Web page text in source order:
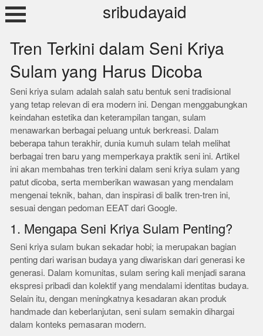
Skip
to
sribudayaid
Tren Terkini dalam Seni Kriya
Sulam yang Harus Dicoba
Seni kriya sulam adalah salah satu bentuk seni tradisional
yang tetap relevan di era modern ini. Dengan menggabungkan
keindahan estetika dan keterampilan tangan, sulam
menawarkan berbagai peluang untuk berkreasi. Dalam
beberapa tahun terakhir, dunia kumuh sulam telah melihat
berbagai tren baru yang memperkaya praktik seni ini. Artikel
ini akan membahas tren terkini dalam seni kriya sulam yang
patut dicoba, serta memberikan wawasan yang mendalam
mengenai teknik, bahan, dan inspirasi di balik tren-tren ini,
sesuai dengan pedoman EEAT dari Google.
1. Mengapa Seni Kriya Sulam Penting?
Seni kriya sulam bukan sekadar hobi; ia merupakan bagian
penting dari warisan budaya yang diwariskan dari generasi ke
generasi. Dalam komunitas, sulam sering kali menjadi sarana
ekspresi pribadi dan kolektif yang mendalami identitas budaya.
Selain itu, dengan meningkatnya kesadaran akan produk
handmade dan keberlanjutan, seni sulam semakin dihargai
dalam konteks pemasaran modern.